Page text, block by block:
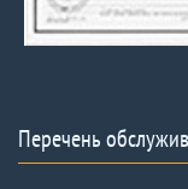
Перечень